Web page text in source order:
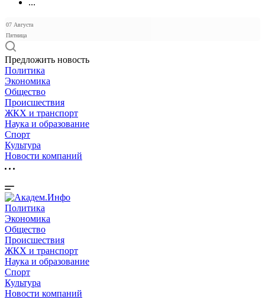
...
07 Августа
Пятница
Предложить новость
Политика
Экономика
Общество
Происшествия
ЖКХ и транспорт
Наука и образование
Спорт
Культура
Новости компаний
Политика
Экономика
Общество
Происшествия
ЖКХ и транспорт
Наука и образование
Спорт
Культура
Новости компаний